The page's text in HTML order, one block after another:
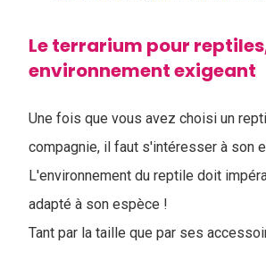
Le terrarium pour
environnement exigeant
Une fois que vous avez choisi un
compagnie, il faut s'intéresser à son
L'environnement du reptile doit
adapté à son espèce !
Tant par la taille que par ses